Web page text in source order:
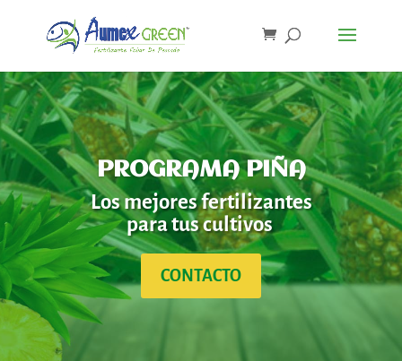
PROGRAMA PIÑA
Los mejores fertilizantes
para tus cultivos
CONTACTO